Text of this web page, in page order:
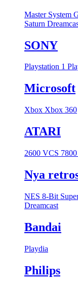
Master System
Saturn
SONY
Playstation 1
Microsoft
Xbox Xbox 360
ATARI
2600 VCS
Nya
NES 8-Bit
Dreamcast
Bandai
Playdia
Philips